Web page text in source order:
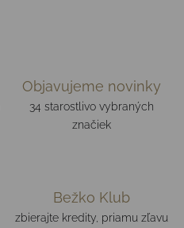
Objavujeme novinky
34 starostlivo vybraných
značiek
Bežko Klub
zbierajte kredity, priamu zľavu